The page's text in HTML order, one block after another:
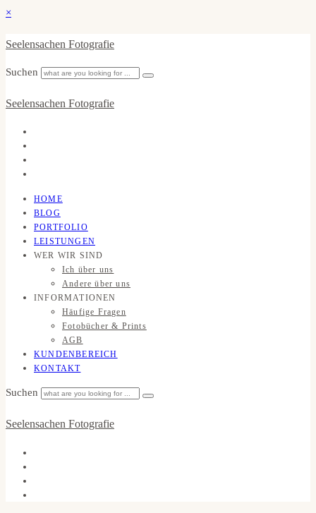
×
Seelensachen Fotografie
Suchen
Seelensachen Fotografie
HOME
BLOG
PORTFOLIO
LEISTUNGEN
WER WIR SIND
Ich über uns
Andere über uns
INFORMATIONEN
Häufige Fragen
Fotobücher & Prints
AGB
KUNDENBEREICH
KONTAKT
Suchen
Seelensachen Fotografie